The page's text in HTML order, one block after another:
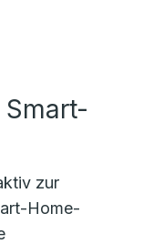
zur
Home-